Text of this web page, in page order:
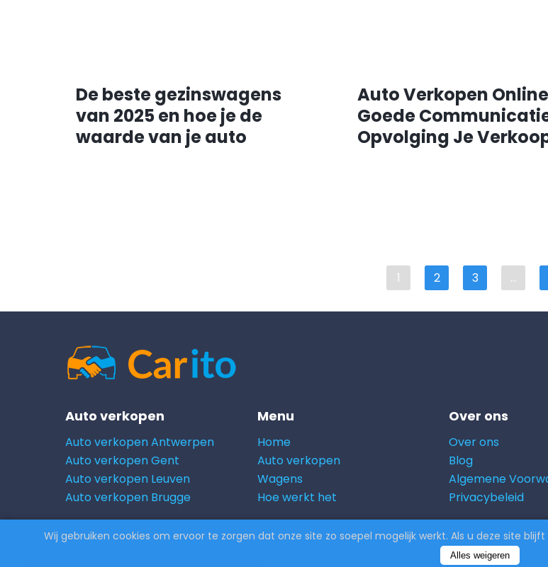
De beste gezinswagens
van 2025 en hoe je de
waarde van je auto
Auto Verkopen
Goede
Opvolging Je
1 2 3 ...
Auto verkopen
Auto verkopen Antwerpen
Auto verkopen Gent
Auto verkopen Leuven
Auto verkopen Brugge
Menu
Home
Auto verkopen
Wagens
Hoe werkt het
Over ons
Over ons
Blog
Algemene
Privacybeleid
© 2026 Carito.com. | Alle rechten voorbehouden | Powered byCodiCo.io
Wij gebruiken cookies om ervoor te zorgen dat onze site zo soepel mogelijk werkt. Als u deze site
Alles weigeren